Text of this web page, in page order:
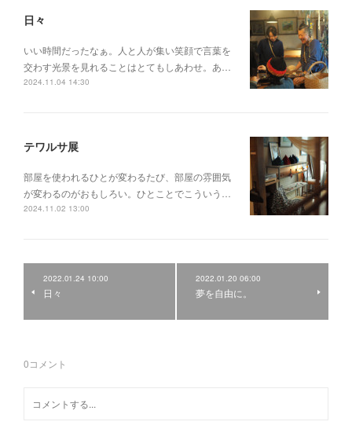
日々
いい時間だったなぁ。人と人が集い笑顔で言葉を
交わす光景を見れることはとてもしあわせ。あ…
2024.11.04 14:30
テワルサ展
部屋を使われるひとが変わるたび、部屋の雰囲気
が変わるのがおもしろい。ひとことでこういう…
2024.11.02 13:00
2022.01.24 10:00
日々
2022.01.20 06:00
夢を自由に。
0コメント